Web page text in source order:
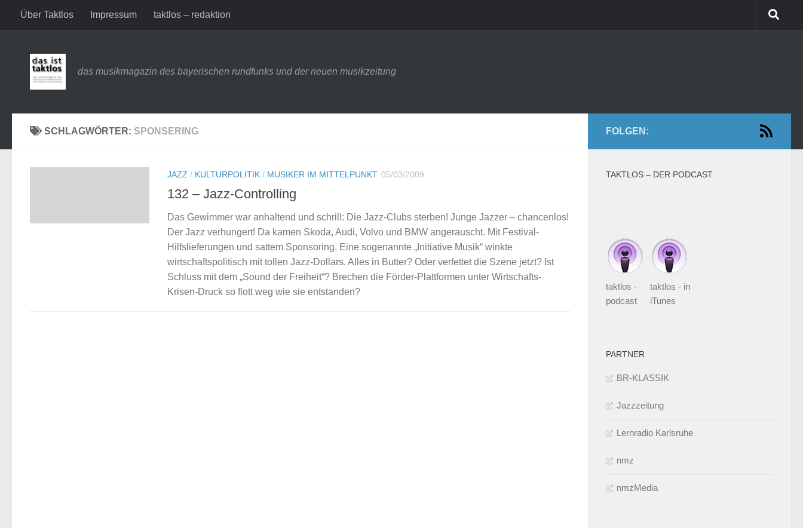
Zum Inhalt springen
Über Taktlos Impressum taktlos – redaktion
das musikmagazin des bayerischen rundfunks und der neuen musikzeitung
SCHLAGWÖRTER: SPONSERING
JAZZ / KULTURPOLITIK / MUSIKER IM MITTELPUNKT 05/03/2009
132 – Jazz-Controlling
Das Gewimmer war anhaltend und schrill: Die Jazz-Clubs sterben! Junge Jazzer – chancenlos!
Der Jazz verhungert! Da kamen Skoda, Audi, Volvo und BMW angerauscht. Mit Festival-
Hilfslieferungen und sattem Sponsoring. Eine sogenannte „Initiative Musik“ winkte
wirtschaftspolitisch mit tollen Jazz-Dollars. Alles in Butter? Oder verfettet die Szene jetzt? Ist
Schluss mit dem „Sound der Freiheit“? Brechen die Förder-Plattformen unter Wirtschafts-
Krisen-Druck so flott weg wie sie entstanden?
FOLGEN:
TAKTLOS – DER PODCAST
taktlos -
podcast
taktlos - in
iTunes
PARTNER
BR-KLASSIK
Jazzzeitung
Lernradio Karlsruhe
nmz
nmzMedia